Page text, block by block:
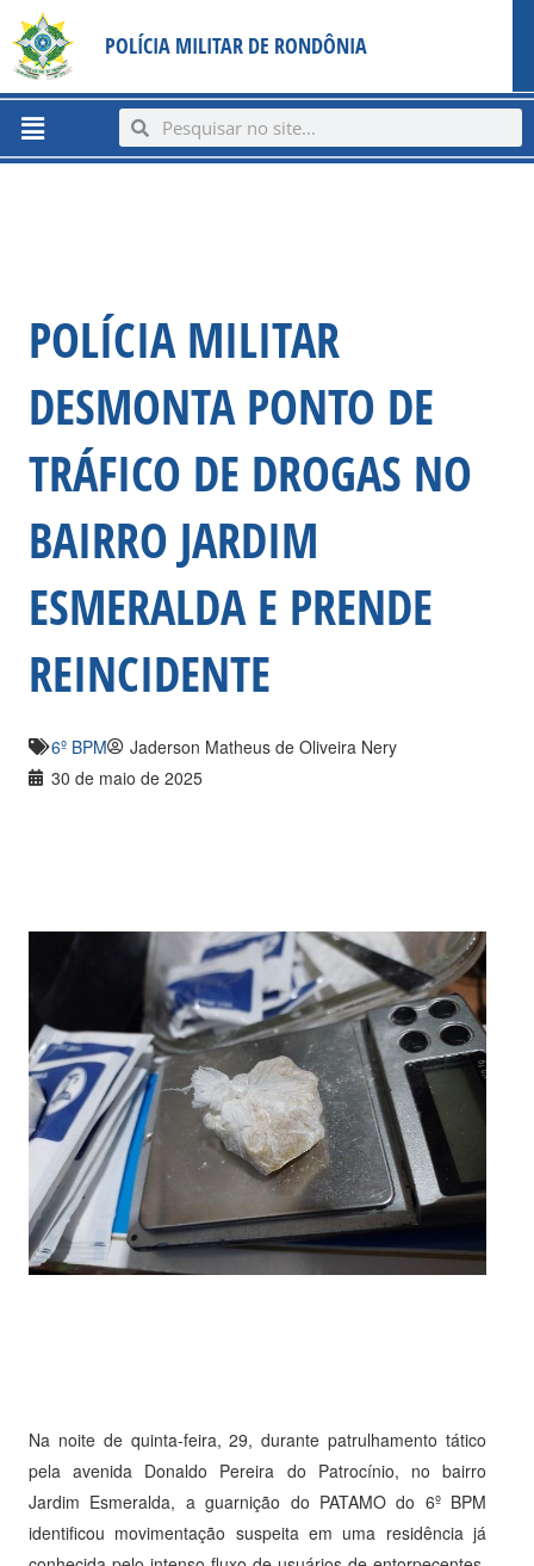
content
para
conteúdo
POLÍCIA MILITAR DE RONDÔNIA
Menu SearchSearch
POLÍCIA MILITAR
DESMONTA PONTO DE
TRÁFICO DE DROGAS NO
BAIRRO JARDIM
ESMERALDA E PRENDE
REINCIDENTE
6º BPM
Jaderson Matheus de Oliveira Nery
30 de maio de 2025
Na noite de quinta-feira, 29, durante patrulhamento tático
pela avenida Donaldo Pereira do Patrocínio, no bairro
Jardim Esmeralda, a guarnição do PATAMO do 6º BPM
identificou movimentação suspeita em uma residência já